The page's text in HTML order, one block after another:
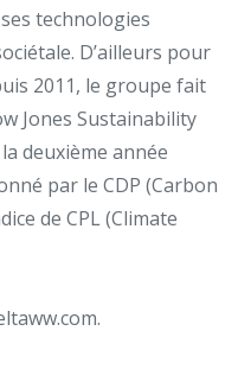
technologies
D’ailleurs pour
2011, le groupe fait
Jones Sustainability
deuxième année
par le CDP (Carbon
de CPL (Climate